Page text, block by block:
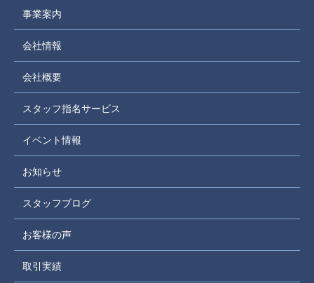
事業案内
会社情報
会社概要
スタッフ指名サービス
イベント情報
お知らせ
スタッフブログ
お客様の声
取引実績